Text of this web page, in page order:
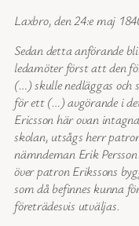
Laxbro, den 24:e maj
Sedan detta anförande
ledamöter först att den
(…) skulle nedläggas och
för ett (…) avgörande i
Ericsson här ovan
skolan, utsågs herr
nämndeman Erik
över patron Erikssons
som då befinnes kunna
företrädesvis utväljas.